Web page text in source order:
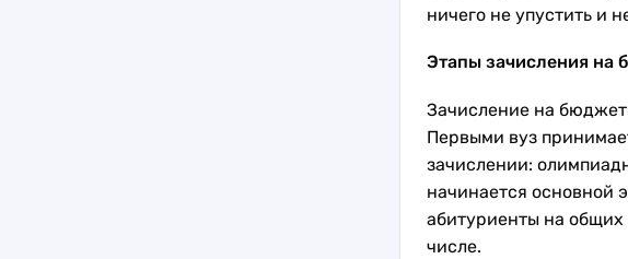
ничего не упустить и
Этапы зачисления на
Зачисление на бюджет
Первыми вуз
зачислении:
начинается основной
абитуриенты на
числе.